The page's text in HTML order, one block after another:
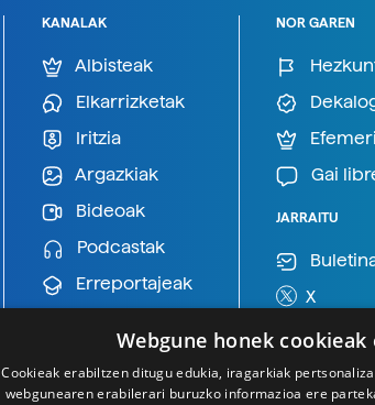
KANALAK
Albisteak
Elkarrizketak
Iritzia
Argazkiak
Bideoak
Podcastak
Erreportajeak
NOR GAREN
Gai
JARRAITU
X
BlueSky
Webgune honek
Cookieak erabiltzen ditugu edukia, iragarkiak
webgunearen erabilerari buruzko informazioa ere